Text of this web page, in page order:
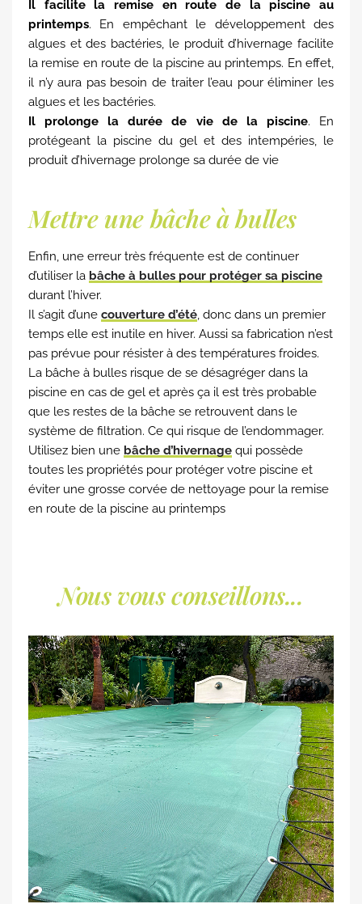
Il facilite la remise en route de la piscine au
printemps. En empêchant le développement des
algues et des bactéries, le produit d’hivernage facilite
la remise en route de la piscine au printemps. En effet,
il n’y aura pas besoin de traiter l’eau pour éliminer les
algues et les bactéries.
Il prolonge la durée de vie de la piscine. En
protégeant la piscine du gel et des intempéries, le
produit d’hivernage prolonge sa durée de vie
Mettre une bâche à bulles
Enfin, une erreur très fréquente est de continuer
d’utiliser la bâche à bulles pour protéger sa piscine
durant l’hiver.
Il s’agit d’une couverture d’été, donc dans un premier
temps elle est inutile en hiver. Aussi sa fabrication n’est
pas prévue pour résister à des températures froides.
La bâche à bulles risque de se désagréger dans la
piscine en cas de gel et après ça il est très probable
que les restes de la bâche se retrouvent dans le
système de filtration. Ce qui risque de l’endommager.
Utilisez bien une bâche d’hivernage qui possède
toutes les propriétés pour protéger votre piscine et
éviter une grosse corvée de nettoyage pour la remise
en route de la piscine au printemps
Nous vous conseillons...